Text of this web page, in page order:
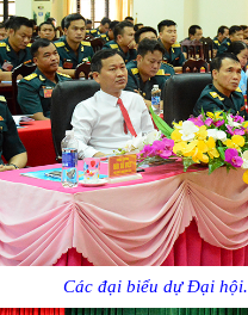
Các đại biểu dự Đại hội.